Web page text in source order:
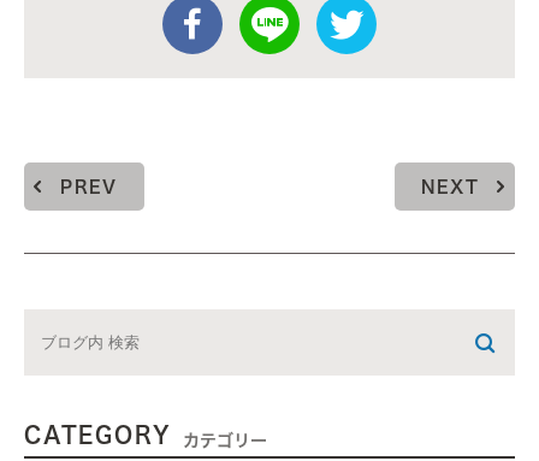
PREV NEXT
CATEGORY カテゴリー